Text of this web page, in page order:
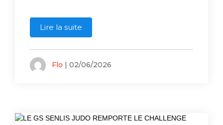
Lire la suite
Flo | 02/06/2026